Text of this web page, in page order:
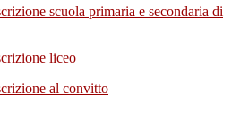
scuola primaria e secondaria di
liceo
al convitto